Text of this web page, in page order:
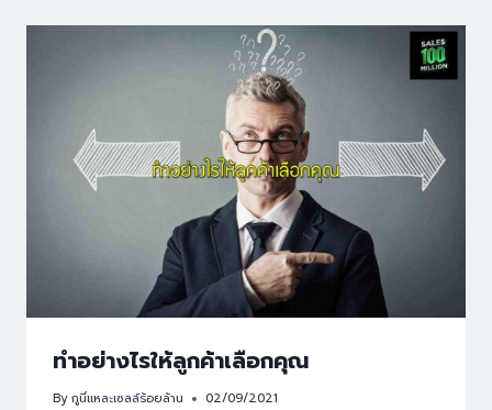
ทำอย่างไรให้ลูกค้าเลือกคุณ
Byกูนี่แหละเซลล์ร้อยล้าน 02/09/2021